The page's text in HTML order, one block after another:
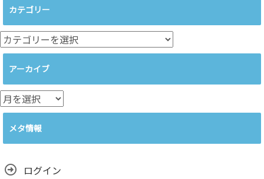
カテゴリー
カ
テ
リ
ー
アーカイブ
ア
ー
イ
メタ情報
ログイン